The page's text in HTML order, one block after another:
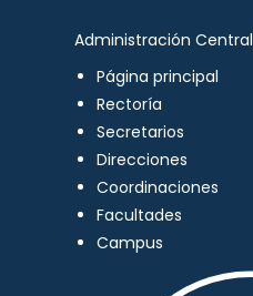
Administración Central
Página principal
Rectoría
Secretarios
Direcciones
Coordinaciones
Facultades
Campus